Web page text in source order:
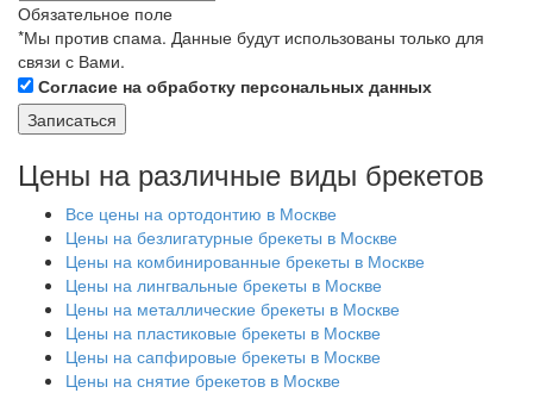
Обязательное поле
*Мы против спама. Данные будут использованы только для
связи с Вами.
Согласие на обработку персональных данных
Цены на различные виды брекетов
Все цены на ортодонтию в Москве
Цены на безлигатурные брекеты в Москве
Цены на комбинированные брекеты в Москве
Цены на лингвальные брекеты в Москве
Цены на металлические брекеты в Москве
Цены на пластиковые брекеты в Москве
Цены на сапфировые брекеты в Москве
Цены на снятие брекетов в Москве